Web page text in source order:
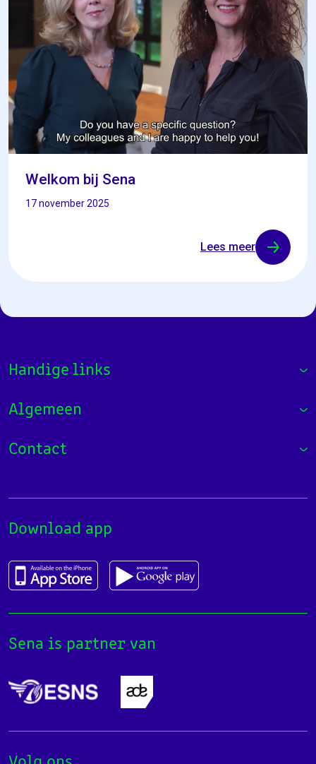
Welkom bij Sena
17 november 2025
Lees meer
Handige links
Algemeen
Contact
Download app
Sena is partner van